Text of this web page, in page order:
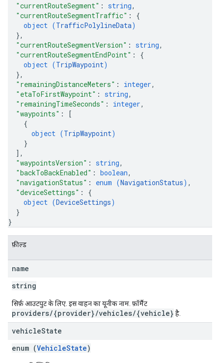
"currentRouteSegment" : string,
"currentRouteSegmentTraffic" : {
object (TrafficPolylineData)
},
"currentRouteSegmentVersion" : string,
"currentRouteSegmentEndPoint" : {
object (TripWaypoint)
},
"remainingDistanceMeters" : integer,
"etaToFirstWaypoint" : string,
"remainingTimeSeconds" : integer,
"waypoints" :
[
{
object (TripWaypoint)
}
] ,
"waypointsVersion" : string,
"backToBackEnabled" : boolean,
"navigationStatus" : enum (NavigationStatus) ,
"deviceSettings" : {
object (DeviceSettings)
}
}
फ़ील्ड
name
string
सिर्फ़ आउटपुट के लिए. इस वाहन का यूनीक नाम. फ़ॉर्मैट
providers/{provider}/vehicles/{vehicle} है.
vehicleState
enum (VehicleState)